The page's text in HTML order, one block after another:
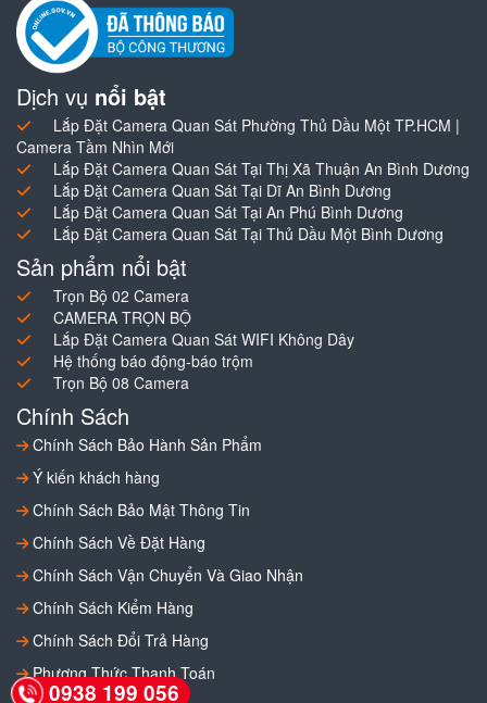
Dịch vụ nổi bật
Lắp Đặt Camera Quan Sát Phường Thủ Dầu Một TP.HCM |
Camera Tầm Nhìn Mới
Lắp Đặt Camera Quan Sát Tại Thị Xã Thuận An Bình Dương
Lắp Đặt Camera Quan Sát Tại Dĩ An Bình Dương
Lắp Đặt Camera Quan Sát Tại An Phú Bình Dương
Lắp Đặt Camera Quan Sát Tại Thủ Dầu Một Bình Dương
Sản phẩm nổi bật
Trọn Bộ 02 Camera
CAMERA TRỌN BỘ
Lắp Đặt Camera Quan Sát WIFI Không Dây
Hệ thống báo động-báo trộm
Trọn Bộ 08 Camera
Chính Sách
Chính Sách Bảo Hành Sản Phẩm
Ý kiến khách hàng
Chính Sách Bảo Mật Thông Tin
Chính Sách Về Đặt Hàng
Chính Sách Vận Chuyển Và Giao Nhận
Chính Sách Kiểm Hàng
Chính Sách Đổi Trả Hàng
Phương Thức Thanh Toán
0938 199 056